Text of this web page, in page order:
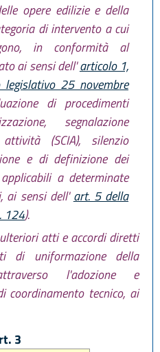
opere edilizie e della
di intervento a cui
in conformità al
ai sensi dell'articolo 1,
25 novembre
di procedimenti
segnalazione
(SCIA), silenzio
e di definizione dei
a determinate
ai sensi dell'art. 5 della
124).
atti e accordi diretti
di uniformazione della
l'adozione e
coordinamento tecnico, ai
3